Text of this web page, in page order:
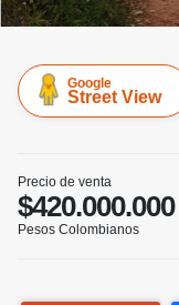
Google
Street View
Precio de venta
$420.000.000
Pesos Colombianos